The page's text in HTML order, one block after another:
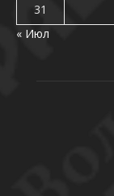
31
« Июл